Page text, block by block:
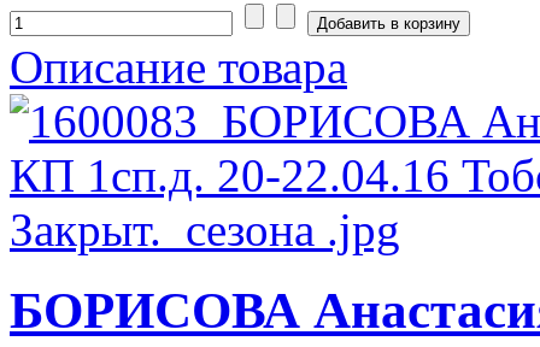
Описание товара
БОРИСОВА